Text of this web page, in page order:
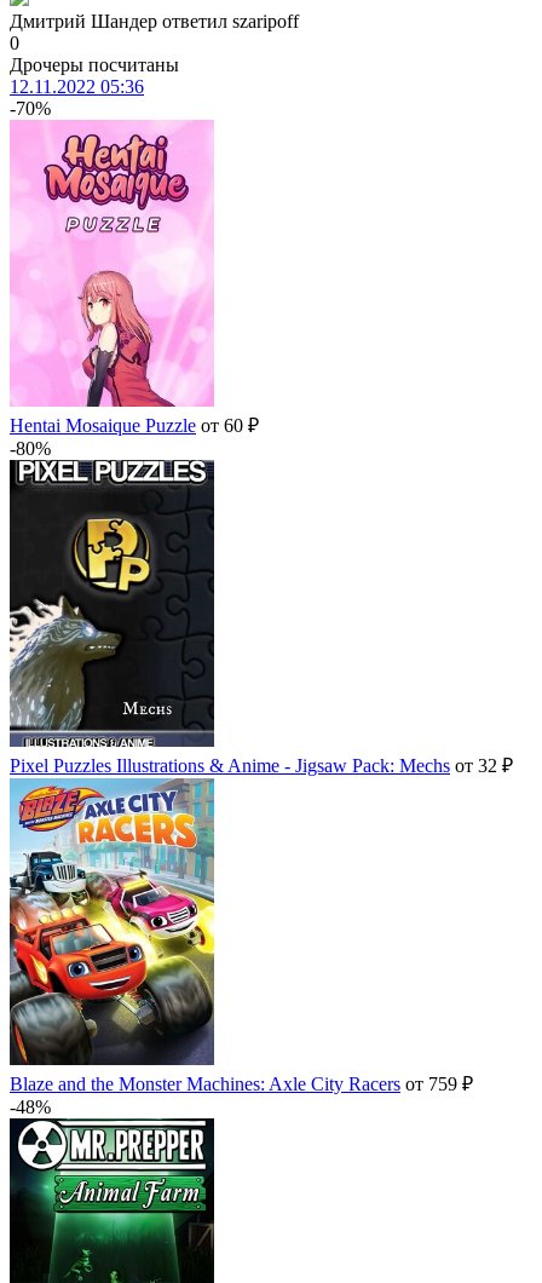
Дмитрий Шандер ответил szaripoff
0
Дрочеры посчитаны
12.11.2022 05:36
-70%
Hentai Mosaique Puzzle от 60 ₽
-80%
Pixel Puzzles Illustrations & Anime - Jigsaw Pack: Mechs от 32 ₽
Blaze and the Monster Machines: Axle City Racers от 759 ₽
-48%